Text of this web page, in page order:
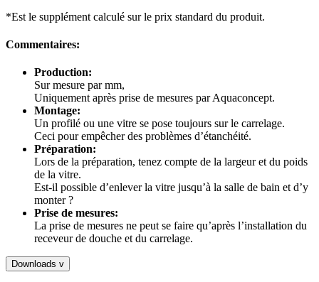
*Est le supplément calculé sur le prix standard du produit.
Commentaires:
Production:
Sur mesure par mm,
Uniquement après prise de mesures par Aquaconcept.
Montage:
Un profilé ou une vitre se pose toujours sur le carrelage.
Ceci pour empêcher des problèmes d’étanchéité.
Préparation:
Lors de la préparation, tenez compte de la largeur et du poids
de la vitre.
Est-il possible d’enlever la vitre jusqu’à la salle de bain et d’y
monter ?
Prise de mesures:
La prise de mesures ne peut se faire qu’après l’installation du
receveur de douche et du carrelage.
Downloads v